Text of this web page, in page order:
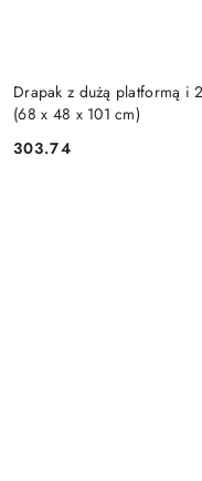
Drapak z dużą platformą i
(68 x 48 x 101 cm)
Cena:
303.74